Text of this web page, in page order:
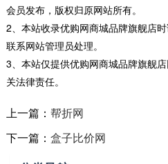
会员发布，版权归原网站所有。
2、本站收录优购网商城品牌旗舰店
联系网站管理员处理。
3、本站仅提供优购网商城品牌旗舰
关法律责任。
上一篇： 帮折网
下一篇： 盒子比价网